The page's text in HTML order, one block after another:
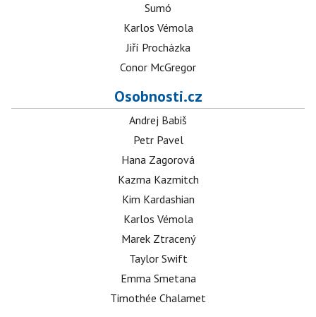
Sumó
Karlos Vémola
Jiří Procházka
Conor McGregor
Osobnosti.cz
Andrej Babiš
Petr Pavel
Hana Zagorová
Kazma Kazmitch
Kim Kardashian
Karlos Vémola
Marek Ztracený
Taylor Swift
Emma Smetana
Timothée Chalamet